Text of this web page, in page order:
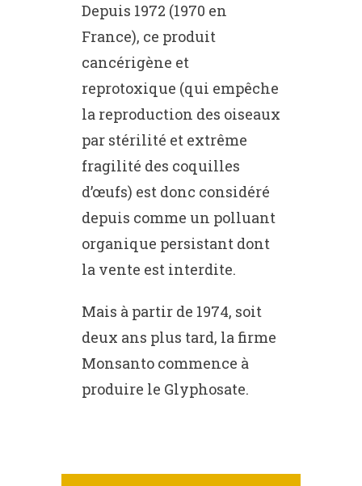
Depuis 1972 (1970 en
France), ce produit
cancérigène et
reprotoxique (qui empêche
la reproduction des oiseaux
par stérilité et extrême
fragilité des coquilles
d’œufs) est donc considéré
depuis comme un polluant
organique persistant dont
la vente est interdite.
Mais à partir de 1974, soit
deux ans plus tard, la firme
Monsanto commence à
produire le Glyphosate.